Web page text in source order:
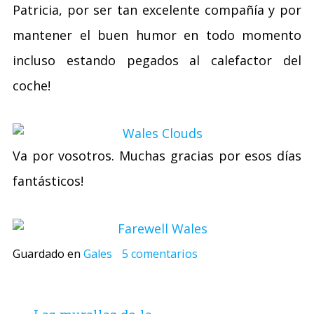
Patricia, por ser tan excelente compañía y por
mantener el buen humor en todo momento
incluso estando pegados al calefactor del
coche!
Va por vosotros. Muchas gracias por esos días
fantásticos!
Guardado en Gales 5 comentarios